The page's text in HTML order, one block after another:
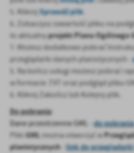
treści w postaci wiadomości, ofert,
społecznościowych.
5. Kliknij Sprawdź plik
6. Zobaczysz zawartość pliku na
to aktualnyprojekt Planu Ogólnego
7. Możesz dodatkowo pobrać
przeglądarki danych planistycznych -
5. Na końcu usługi możesz pobrać
w formacie .TXT oraz podgląd pliku
6. Kliknij Zakończ lub Kolejny plik.
Do pobrania:
Dane przestrzenne GML -do pobrania
Pliki GML można otworzyć w
planistycznych- link do przeglądarki